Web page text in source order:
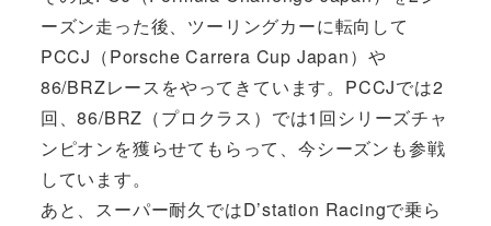
ーズン走った後、ツーリングカーに転向して
PCCJ（Porsche Carrera Cup Japan）や
86/BRZレースをやってきています。PCCJでは2
回、86/BRZ（プロクラス）では1回シリーズチャ
ンピオンを獲らせてもらって、今シーズンも参戦
しています。
あと、スーパー耐久ではD’station Racingで乗ら